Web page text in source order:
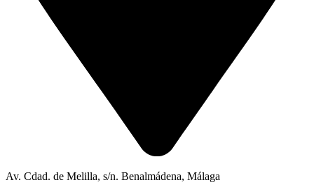
Av. Cdad. de Melilla, s/n. Benalmádena, Málaga